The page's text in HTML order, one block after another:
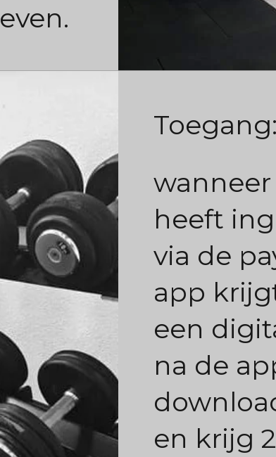
heeft
via de
app
een
na de
en krijg